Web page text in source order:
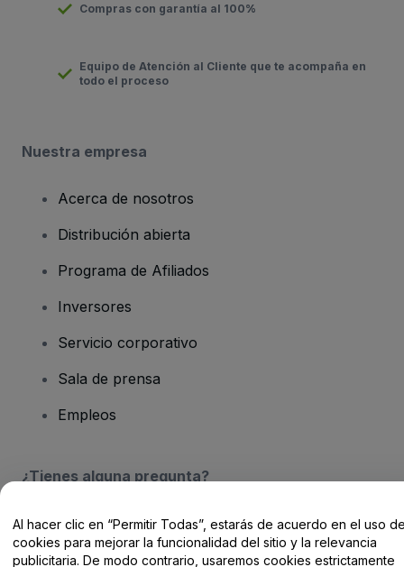
Compras con garantía al 100%
Equipo de Atención al Cliente que te acompaña en
todo el proceso
Nuestra empresa
Acerca de nosotros
Distribución abierta
Programa de Afiliados
Inversores
Servicio corporativo
Sala de prensa
Empleos
¿Tienes alguna pregunta?
Centro de Ayuda / Contacto
Al hacer clic en “Permitir Todas”, estarás de acuerdo en el uso
cookies para mejorar la funcionalidad del sitio y la relevancia
publicitaria. De modo contrario, usaremos cookies estrictamente